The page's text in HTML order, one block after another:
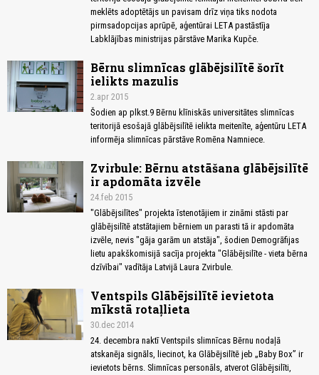
meklēts adoptētājs un pavisam drīz viņa tiks nodota
pirmsadopcijas aprūpē, aģentūrai LETA pastāstīja
Labklājības ministrijas pārstāve Marika Kupče.
Bērnu slimnīcas glābējsilītē šorīt
ielikts mazulis
2.apr 2015
Šodien ap plkst.9 Bērnu klīniskās universitātes slimnīcas
teritorijā esošajā glābējsilītē ielikta meitenīte, aģentūru LETA
informēja slimnīcas pārstāve Romēna Namniece.
Zvirbule: Bērnu atstāšana glābējsilītē
ir apdomāta izvēle
24.feb 2015
"Glābējsilītes" projekta īstenotājiem ir zināmi stāsti par
glābējsilītē atstātajiem bērniem un parasti tā ir apdomāta
izvēle, nevis "gāja garām un atstāja", šodien Demogrāfijas
lietu apakškomisijā sacīja projekta "Glābējsilīte - vieta bērna
dzīvībai" vadītāja Latvijā Laura Zvirbule.
Ventspils Glābējsilītē ievietota
mīkstā rotaļlieta
30.dec 2014
24. decembra naktī Ventspils slimnīcas Bērnu nodaļā
atskanēja signāls, liecinot, ka Glābējsilītē jeb „Baby Box” ir
ievietots bērns. Slimnīcas personāls, atverot Glābējsilīti,